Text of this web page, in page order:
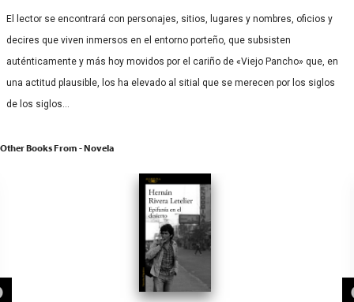
El lector se encontrará con personajes, sitios, lugares y nombres, oficios y
decires que viven inmersos en el entorno porteño, que subsisten
auténticamente y más hoy movidos por el cariño de «Viejo Pancho» que, en
una actitud plausible, los ha elevado al sitial que se merecen por los siglos
de los siglos…
Other Books From - Novela